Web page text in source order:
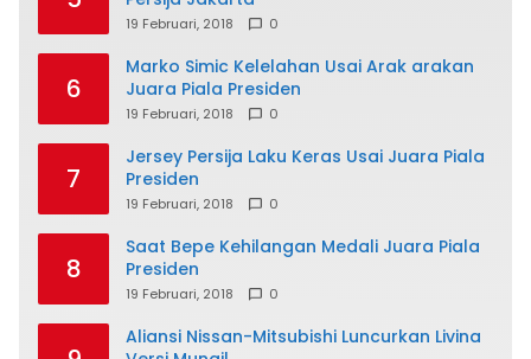
19 Februari, 2018 0
6
Marko Simic Kelelahan Usai Arak arakan
Juara Piala Presiden
19 Februari, 2018 0
7
Jersey Persija Laku Keras Usai Juara Piala
Presiden
19 Februari, 2018 0
8
Saat Bepe Kehilangan Medali Juara Piala
Presiden
19 Februari, 2018 0
Aliansi Nissan-Mitsubishi Luncurkan Livina